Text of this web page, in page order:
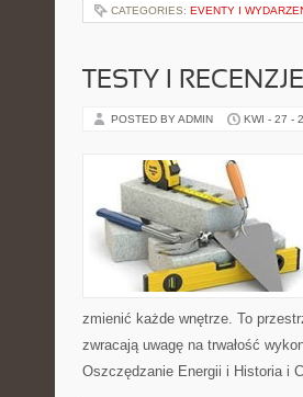
CATEGORIES: EVENTY I
TESTY I RECENZJE
POSTED BY ADMIN KWI - 27 -
zmienić każde wnętrze. To
zwracają uwagę na trwałość
Oszczędzanie Energii i Historia i